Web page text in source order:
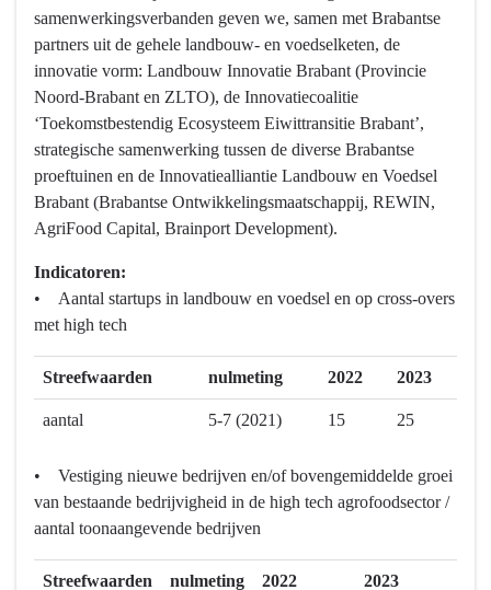
samenwerkingsverbanden geven we, samen met Brabantse
partners uit de gehele landbouw- en voedselketen, de
innovatie vorm: Landbouw Innovatie Brabant (Provincie
Noord-Brabant en ZLTO), de Innovatiecoalitie
‘Toekomstbestendig Ecosysteem Eiwittransitie Brabant’,
strategische samenwerking tussen de diverse Brabantse
proeftuinen en de Innovatiealliantie Landbouw en Voedsel
Brabant (Brabantse Ontwikkelingsmaatschappij, REWIN,
AgriFood Capital, Brainport Development).
Indicatoren:
• Aantal startups in landbouw en voedsel en op cross-overs
met high tech
Streefwaarden nulmeting 2022 2023
aantal 5-7 (2021) 15 25
• Vestiging nieuwe bedrijven en/of bovengemiddelde groei
van bestaande bedrijvigheid in de high tech agrofoodsector /
aantal toonaangevende bedrijven
Streefwaarden nulmeting 2022 2023